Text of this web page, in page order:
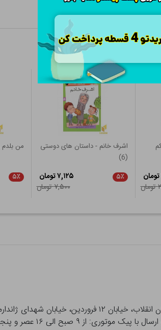
اشرف خانم - داستان های دوستی
(6)
۵٪
۷,۱۲۵ تومان
۷,۵۰۰ تومان
من بلدم
۵٪
الی ۱۶ عصر و پنجشنبه ها تا ۱۲
بصورت حضوری از آدرس تحویل حضوری سفارش خود را بدون هیچ هزینه ای تحویل بگیرید.